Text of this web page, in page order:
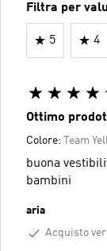
Filtra per
5 4
Ottimo
Colore: Team
buona
bambini
aria
Acquisto